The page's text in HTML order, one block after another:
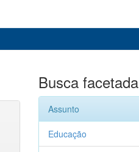
Busca facetada
Assunto
Educação